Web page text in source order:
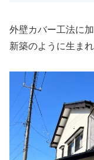
外壁カバー工法に
新築のように生ま